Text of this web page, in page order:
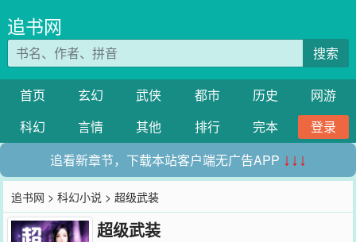
追书网
搜索
首页 玄幻 武侠 都市 历史
网游
科幻
言情 其他 排行 完本
登录
追看新章节，下载本站客户端无广告APP ↓↓↓
追书网 >科幻小说 > 超级武装
超级武装